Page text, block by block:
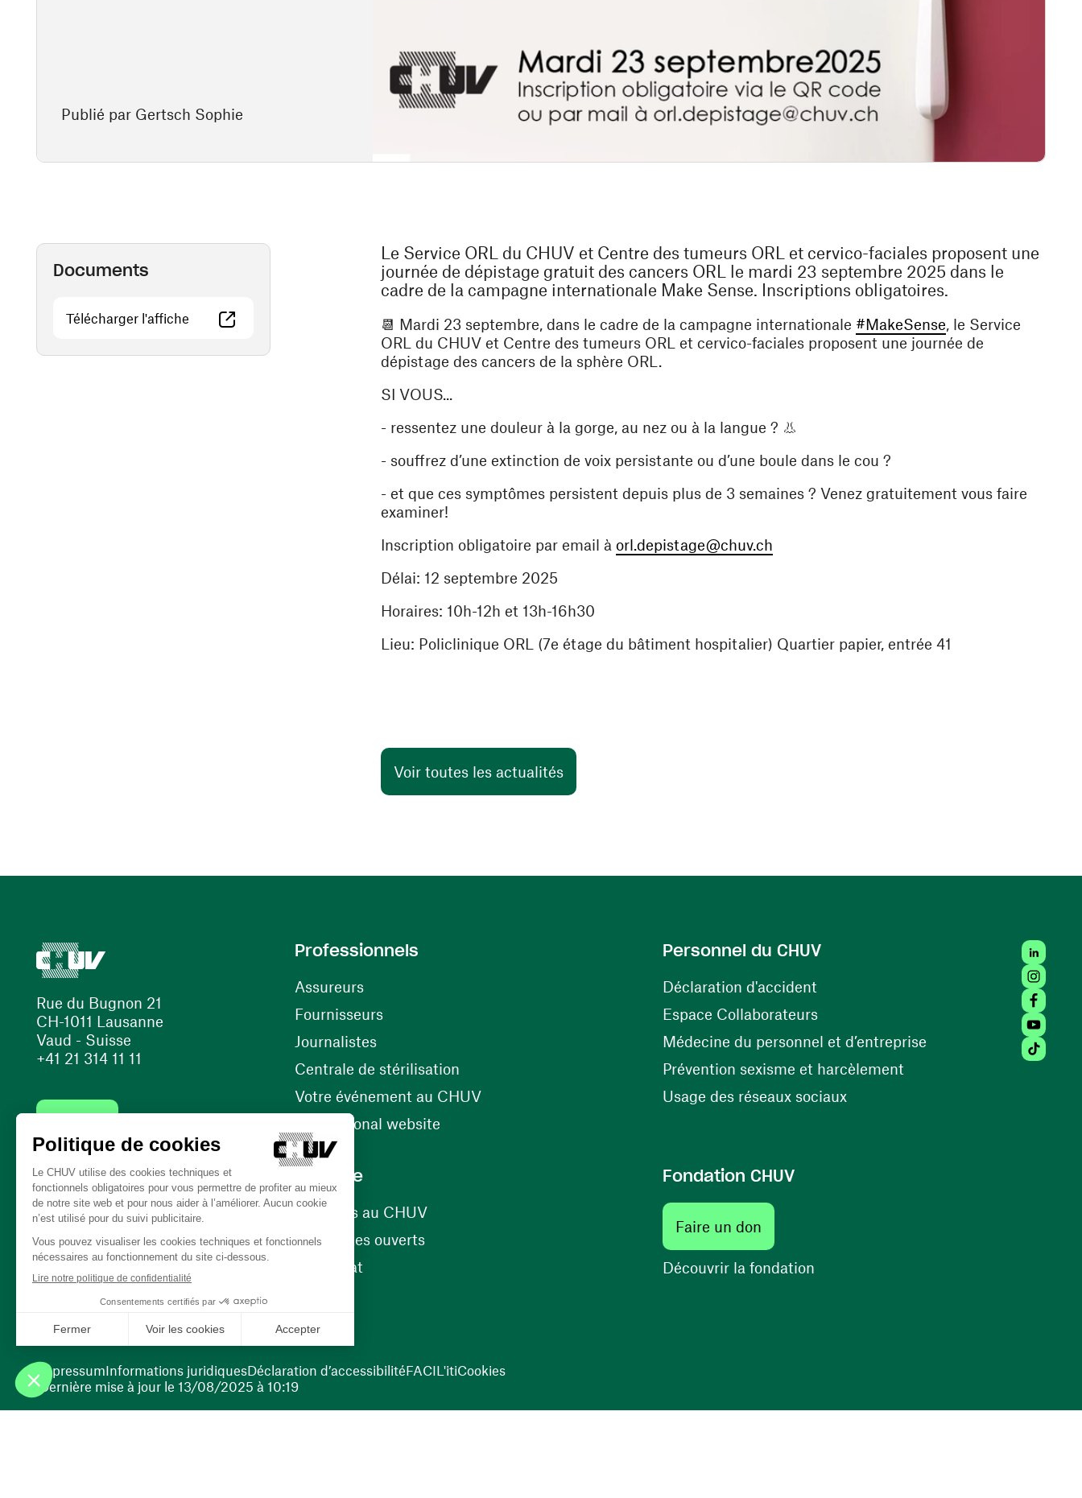
Publié par Gertsch Sophie
Documents
Télécharger l'affiche (ouvre une nouvelle fenêtre)
Le Service ORL du CHUV et Centre des tumeurs ORL et cervico-faciales proposent une
journée de dépistage gratuit des cancers ORL le mardi 23 septembre 2025 dans le
cadre de la campagne internationale Make Sense. Inscriptions obligatoires.
📆 Mardi 23 septembre, dans le cadre de la campagne internationale #MakeSense (ouvre une
, le Service
ORL du CHUV et Centre des tumeurs ORL et cervico-faciales proposent une journée de
dépistage des cancers de la sphère ORL.
SI VOUS...
- ressentez une douleur à la gorge, au nez ou à la langue ? 👃
- souffrez d’une extinction de voix persistante ou d’une boule dans le cou ?
- et que ces symptômes persistent depuis plus de 3 semaines ? Venez gratuitement vous faire
examiner!
Inscription obligatoire par email à orl.depistage@chuv.ch
Délai: 12 septembre 2025
Horaires: 10h-12h et 13h-16h30
Lieu: Policlinique ORL (7e étage du bâtiment hospitalier) Quartier papier, entrée 41
Voir toutes les actualités
Rue du Bugnon 21
CH-1011 Lausanne
Vaud - Suisse
+41 21 314 11 11
(ouvre une nouvelle fenêtre)
(ouvre une nouvelle fenêtre)
Professionnels
Assureurs
Fournisseurs(ouvre une nouvelle fenêtre)
Journalistes
Centrale de stérilisation
Votre événement au CHUV(ouvre une nouvelle fenêtre)
International website
Personnel du CHUV
Déclaration d'accident(ouvre une nouvelle fenêtre)
Espace Collaborateurs(ouvre une nouvelle fenêtre)
Médecine du personnel et d’entreprise(ouvre une nouvelle
Prévention sexisme et harcèlement(ouvre une nouvelle
Usage des réseaux sociaux(ouvre une nouvelle fenêtre)
Carrière
Carrières au CHUV(ouvre une nouvelle fenêtre)
Nos postes ouverts(ouvre une nouvelle fenêtre)
Bénévolat
Fondation CHUV
Faire un don(ouvre une nouvelle fenêtre)
Découvrir la fondation(ouvre une nouvelle fenêtre)
Tiktok
Dernière mise à jour le 13/08/2025 à 10:19
ImpressumInformations juridiquesDéclaration d’accessibilitéFACIL'itiCookies